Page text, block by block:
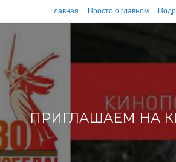
Главная Просто о главном
ПРИГЛАШАЕМ НА